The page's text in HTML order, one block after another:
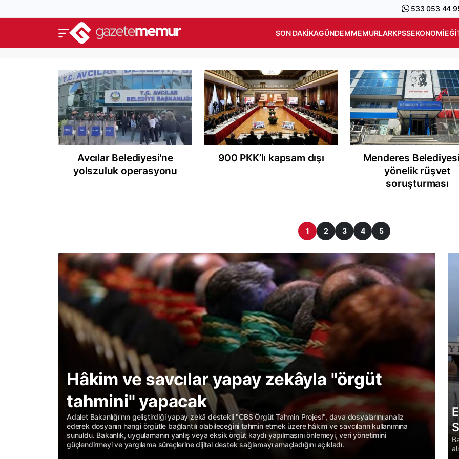
533 053 44
SON DAKIKAGÜNDEMMEMURLARKPSSEKONOMI
Avcılar Belediyesi'ne
yolszuluk operasyonu
900 PKK’lı kapsam dışı
Menderes
yönelik rüşvet
soruşturması
1 2 3 4 5
Hâkim ve savcılar yapay zekâyla "örgüt
tahmini" yapacak
Adalet Bakanlığı'nın geliştirdiği yapay zekâ destekli "CBS Örgüt Tahmin Projesi", dava dosyalarını analiz
ederek dosyanın hangi örgütle bağlantılı olabileceğini tahmin etmek üzere hâkim ve savcıların kullanımına
sunuldu. Bakanlık, uygulamanın yanlış veya eksik örgüt kaydı yapılmasını önlemeyi, veri yönetimini
güçlendirmeyi ve yargılama süreçlerine dijital destek sağlamayı amaçladığını açıkladı.